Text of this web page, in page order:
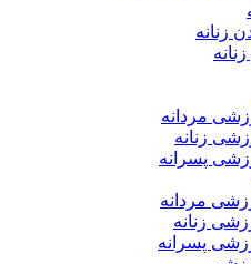
زنانه
مردانه
زنانه
پسرانه
مردانه
زنانه
پسرانه